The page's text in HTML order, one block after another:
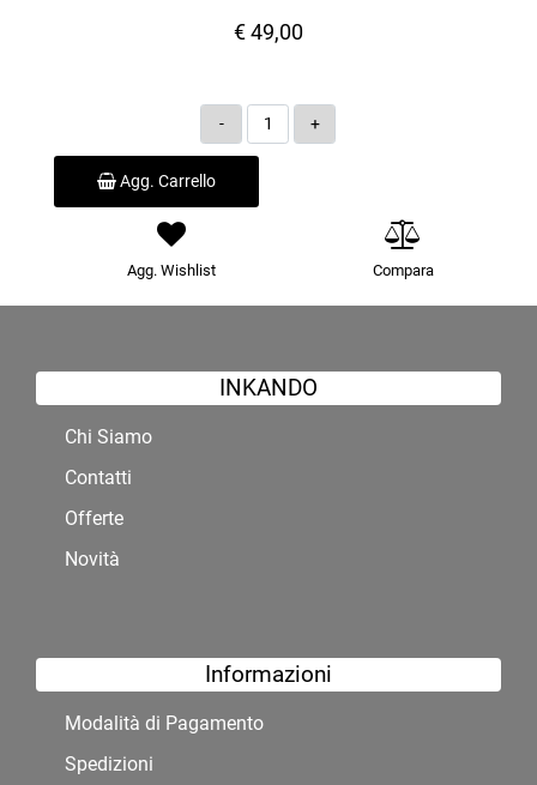
€ 49,00
Quantità
Agg. Carrello
Agg. Wishlist Compara
INKANDO
Chi Siamo
Contatti
Offerte
Novità
Informazioni
Modalità di Pagamento
Spedizioni